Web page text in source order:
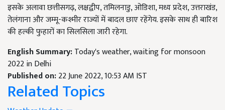
इसके अलावा छत्तीसगढ़, लक्षद्वीप, तमिलनाडु, ओडिशा, मध्य प्रदेश, उत्तराखंड,
तेलंगाना और जम्मू-कश्मीर राज्यों में बादल छाए रहेंगेय. इसके साथ ही बारिश
की हल्की फुहारों का सिलसिला जारी रहेगा.
English Summary:Today's weather, waiting for monsoon
2022 in Delhi
Published on:22 June 2022, 10:53 AM IST
Related Topics